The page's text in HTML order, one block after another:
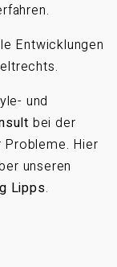
Entwicklungen
und
bei der
Hier
unseren
Lipps.